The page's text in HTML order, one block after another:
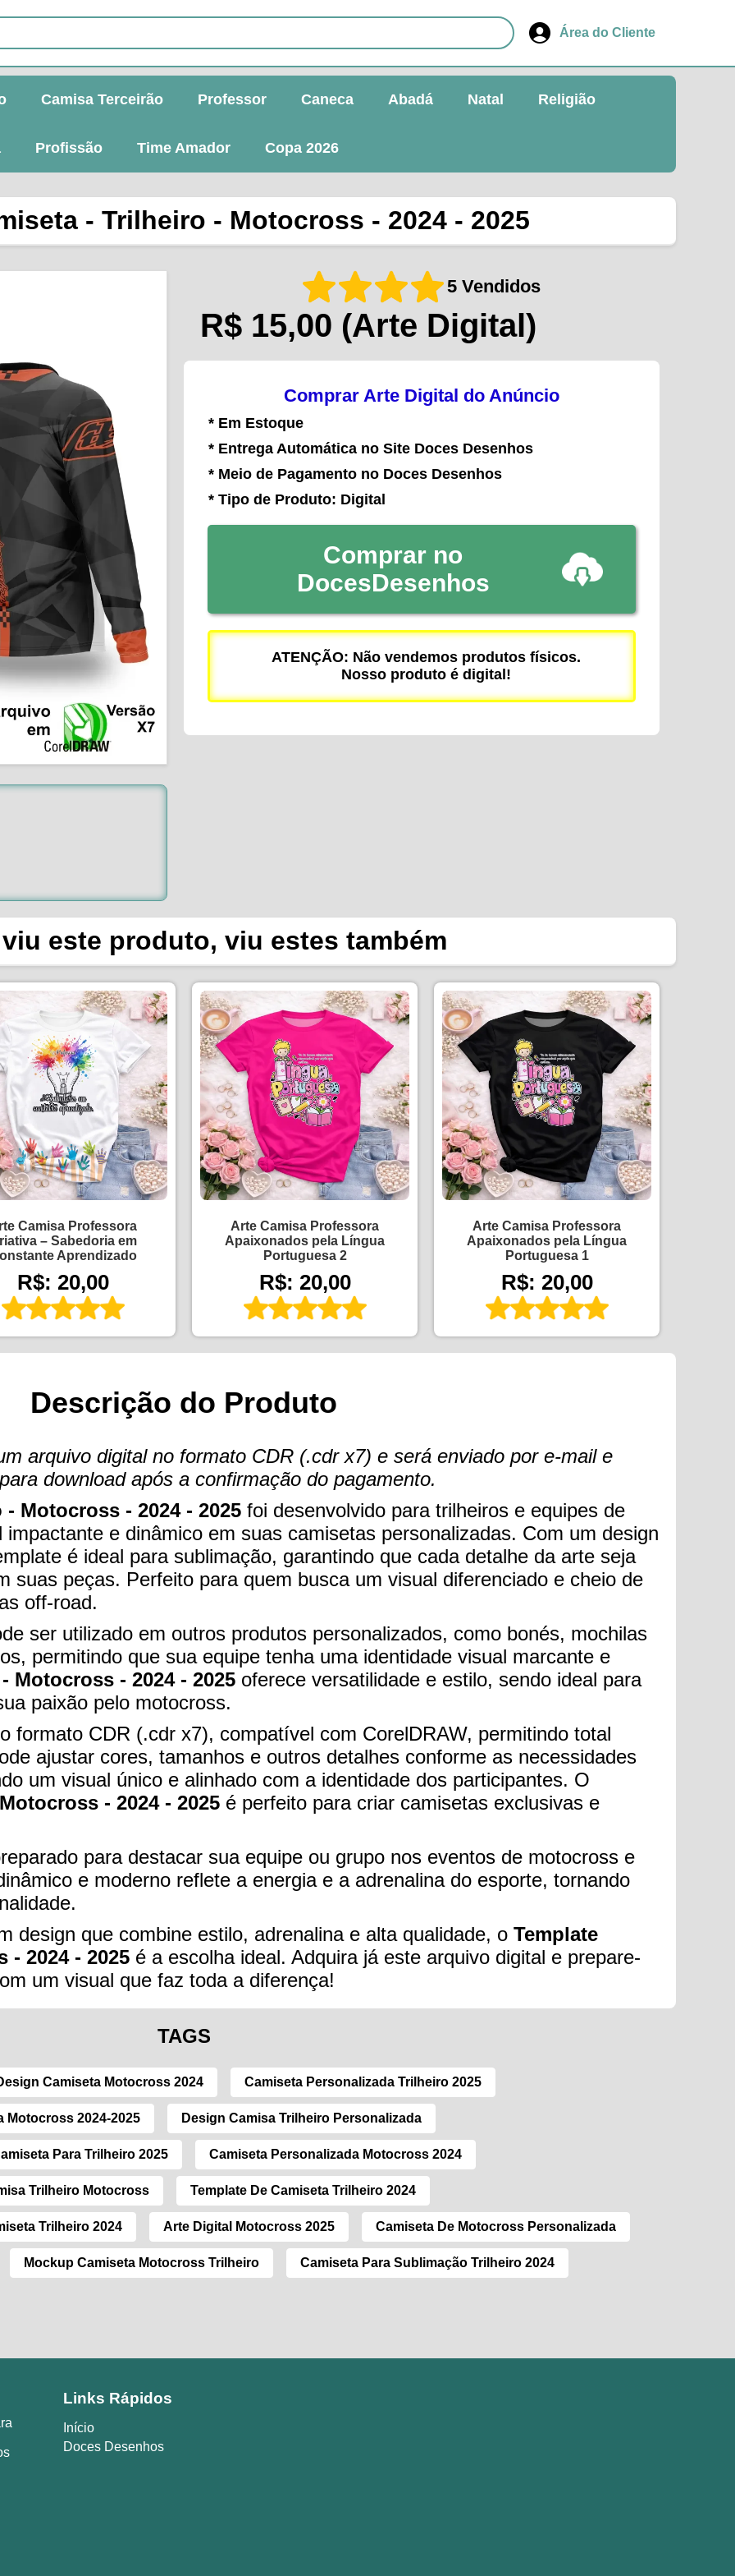
Área do Cliente
Camisa Terceirão Professor Caneca Abadá Natal Religião
Profissão Time Amador Copa 2026
- Trilheiro - Motocross - 2024 - 2025
5 Vendidos
R$ 15,00 (Arte Digital)
Comprar Arte Digital do Anúncio
* Em Estoque
* Entrega Automática no Site Doces Desenhos
* Meio de Pagamento no Doces Desenhos
* Tipo de Produto: Digital
Comprar no
DocesDesenhos
ATENÇÃO: Não vendemos produtos físicos.
Nosso produto é digital!
este produto, viu estes também
Camisa Professora
– Sabedoria em
Aprendizado
R$: 20,00
Arte Camisa Professora
Apaixonados pela Língua
Portuguesa 2
R$: 20,00
Arte Camisa Professora
Apaixonados pela Língua
Portuguesa 1
R$: 20,00
Descrição do Produto
arquivo digital no formato CDR (.cdr x7) e será enviado por e-mail e
download após a confirmação do pagamento.
Motocross - 2024 - 2025 foi desenvolvido para trilheiros e equipes de
e dinâmico em suas camisetas personalizadas. Com um design
é ideal para sublimação, garantindo que cada detalhe da arte seja
suas peças. Perfeito para quem busca um visual diferenciado e cheio de
off-road.
ser utilizado em outros produtos personalizados, como bonés, mochilas
permitindo que sua equipe tenha uma identidade visual marcante e
Motocross - 2024 - 2025 oferece versatilidade e estilo, sendo ideal para
paixão pelo motocross.
formato CDR (.cdr x7), compatível com CorelDRAW, permitindo total
ajustar cores, tamanhos e outros detalhes conforme as necessidades
um visual único e alinhado com a identidade dos participantes. O
- 2024 - 2025 é perfeito para criar camisetas exclusivas e
para destacar sua equipe ou grupo nos eventos de motocross e
e moderno reflete a energia e a adrenalina do esporte, tornando
design que combine estilo, adrenalina e alta qualidade, o Template
- 2024 - 2025 é a escolha ideal. Adquira já este arquivo digital e prepare-
um visual que faz toda a diferença!
TAGS
Camiseta Motocross 2024 Camiseta Personalizada Trilheiro 2025
Motocross 2024-2025 Design Camisa Trilheiro Personalizada
Para Trilheiro 2025 Camiseta Personalizada Motocross 2024
Trilheiro Motocross Template De Camiseta Trilheiro 2024
Trilheiro 2024 Arte Digital Motocross 2025 Camiseta De Motocross Personalizada
Mockup Camiseta Motocross Trilheiro Camiseta Para Sublimação Trilheiro 2024
Links Rápidos
Início
Doces Desenhos